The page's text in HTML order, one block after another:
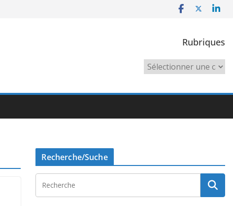
Rubriques
Rubriques
Recherche/Suche